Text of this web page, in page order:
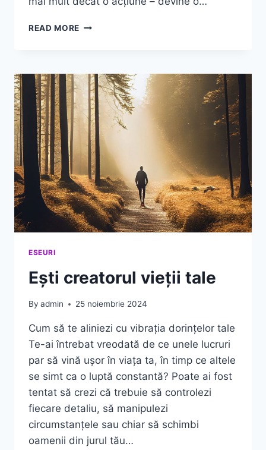
READ MORE DESCOPERĂ
CREAȚIEI
ESEURI
Ești creatorul vieții tale
By admin 25 noiembrie 2024
Cum să te aliniezi cu vibrația dorințelor tale
Te-ai întrebat vreodată de ce unele lucruri
par să vină ușor în viața ta, în timp ce altele
se simt ca o luptă constantă? Poate ai fost
tentat să crezi că trebuie să controlezi
fiecare detaliu, să manipulezi
circumstanțele sau chiar să schimbi
oamenii din jurul tău…